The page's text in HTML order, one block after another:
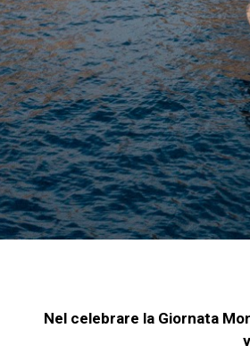
Nel celebrare la Giornata